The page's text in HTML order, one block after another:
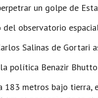
un golpe de
del observatorio
Salinas de Gortari
la política Benazir
183 metros bajo tierra,